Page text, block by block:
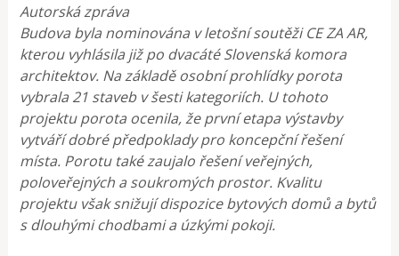
Autorská zpráva
Budova byla nominována v letošní soutěži CE ZA AR,
kterou vyhlásila již po dvacáté Slovenská komora
architektov. Na základě osobní prohlídky porota
vybrala 21 staveb v šesti kategoriích. U tohoto
projektu porota ocenila, že první etapa výstavby
vytváří dobré předpoklady pro koncepční řešení
místa. Porotu také zaujalo řešení veřejných,
poloveřejných a soukromých prostor. Kvalitu
projektu však snižují dispozice bytových domů a bytů
s dlouhými chodbami a úzkými pokoji.